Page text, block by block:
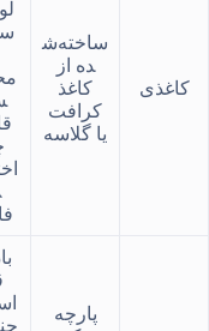
کاغذی
ساخته‌ش
ده از
کاغذ
کرافت
یا گلاسه
پارچه